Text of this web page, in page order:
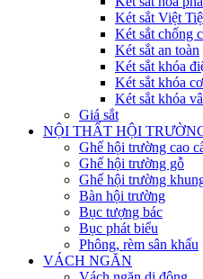
Két sắt Việt
Két sắt chống
Két sắt an toàn
Két sắt khóa
Két sắt khóa cơ
Két sắt khóa
Giá sắt
NỘI THẤT HỘI
Ghế hội trường cao
Ghế hội trường gỗ
Ghế hội trường
Bàn hội trường
Bục tượng bác
Bục phát biểu
Phông, rèm sân khấu
VÁCH NGĂN